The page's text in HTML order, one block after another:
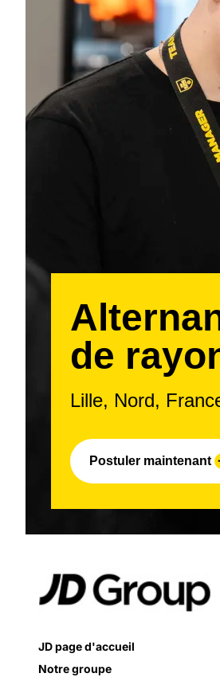
de
Lille, Nord,
Postuler maintenant
JD page d'accueil
Notre groupe